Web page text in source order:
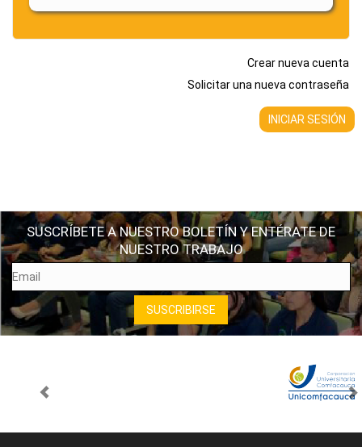
Crear nueva cuenta
Solicitar una nueva contraseña
SUSCRÍBETE A NUESTRO BOLETÍN Y ENTÉRATE DE
NUESTRO TRABAJO